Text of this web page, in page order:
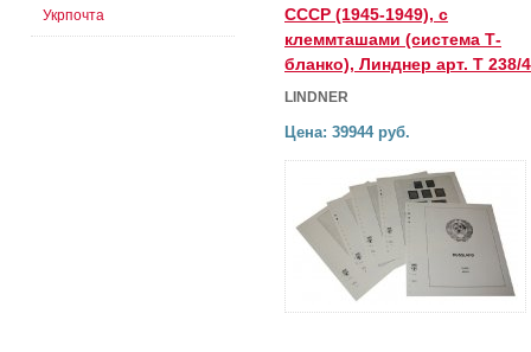
СССР (1945-1949), с
клеммташами (система Т-
бланко), Линднер арт. Т 238/
LINDNER
Цена: 39944 руб.
Укрпочта